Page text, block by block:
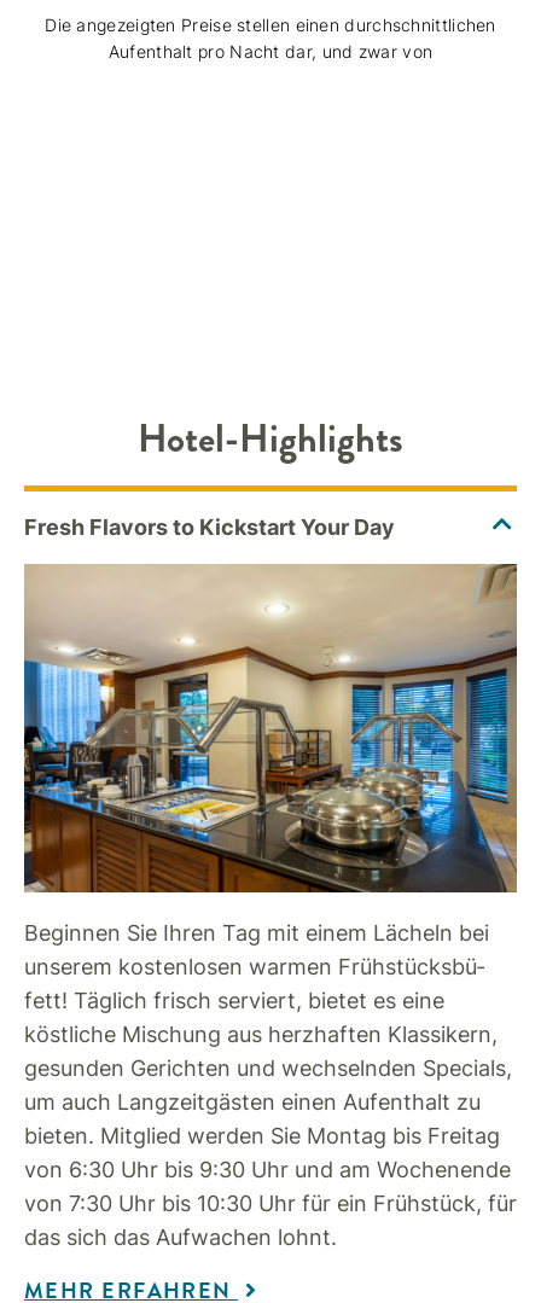
Die angezeigten Preise stellen einen durchschnittlichen
Aufenthalt pro Nacht dar, und zwar von
Hotel-Highlights
Beginnen Sie Ihren Tag mit einem Lächeln bei
unserem kostenlosen warmen Früh­stücks­bü­
fett! Täglich frisch serviert, bietet es eine
köstliche Mischung aus herzhaften Klassikern,
gesunden Gerichten und wechselnden Specials,
um auch Langzeitgästen einen Aufenthalt zu
bieten. Mitglied werden Sie Montag bis Freitag
von 6:30 Uhr bis 9:30 Uhr und am Wochenende
von 7:30 Uhr bis 10:30 Uhr für ein Frühstück, für
das sich das Aufwachen lohnt.
MEHR ERFAHREN